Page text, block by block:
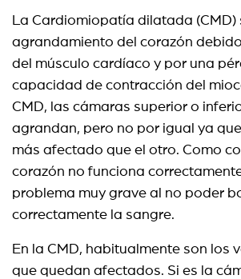
La Cardiomiopatía dilatada (CMD)
agrandamiento del corazón
del músculo cardíaco y por una
capacidad de contracción del
CMD, las cámaras superior o
agrandan, pero no por igual ya
más afectado que el otro. Como
corazón no funciona
problema muy grave al no poder
correctamente la sangre.
En la CMD, habitualmente son los
que quedan afectados. Si es la